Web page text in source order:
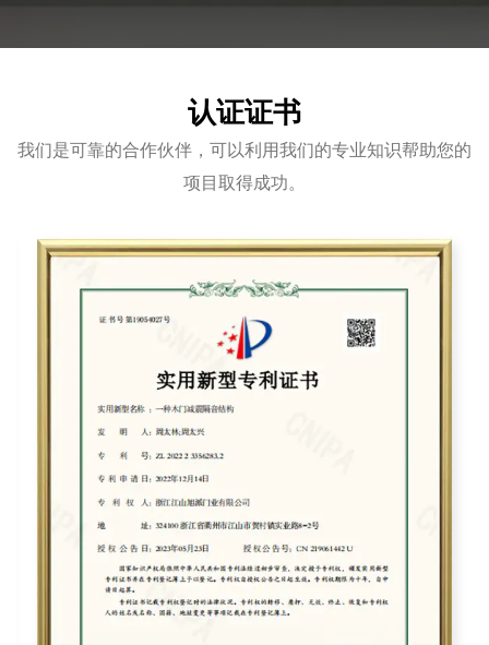
认证证书
我们是可靠的合作伙伴，可以利用我们的专业知识帮助您的
项目取得成功。